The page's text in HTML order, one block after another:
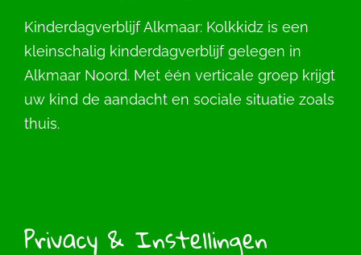
Kinderdagverblijf Alkmaar: Kolkkidz is een
kleinschalig kinderdagverblijf gelegen in
Alkmaar Noord. Met één verticale groep krijgt
uw kind de aandacht en sociale situatie zoals
thuis.
Privacy & Instellingen